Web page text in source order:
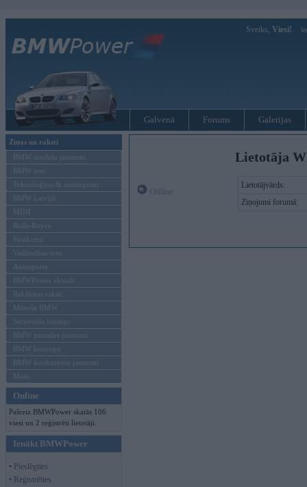
Sveiks, Viesi!
Galvenā Forums Galerijas
Ziņas un raksti
BMW modeļu jaunumi
BMW testi
Tehnoloģijas & sasniegumi
BMW Latvijā
MINI
Rolls-Royce
Pasākumi
Vadāmības tests
Autosports
BMWPower aktuāli
Reklāmas raksti
Mēneša BMW
Sērijveida tūnings
BMW pasaules jaunumi
BMW koncepti
BMW konkurentu jaunumi
Moto
Online
Pašreiz BMWPower skatās 106
viesi un 2 reģistrēti lietotāji.
Ienākt BMWPower
• Pieslēgties
• Reģistrēties
Lietotāja
Lietotājvārds:
Ziņojumi forumā: